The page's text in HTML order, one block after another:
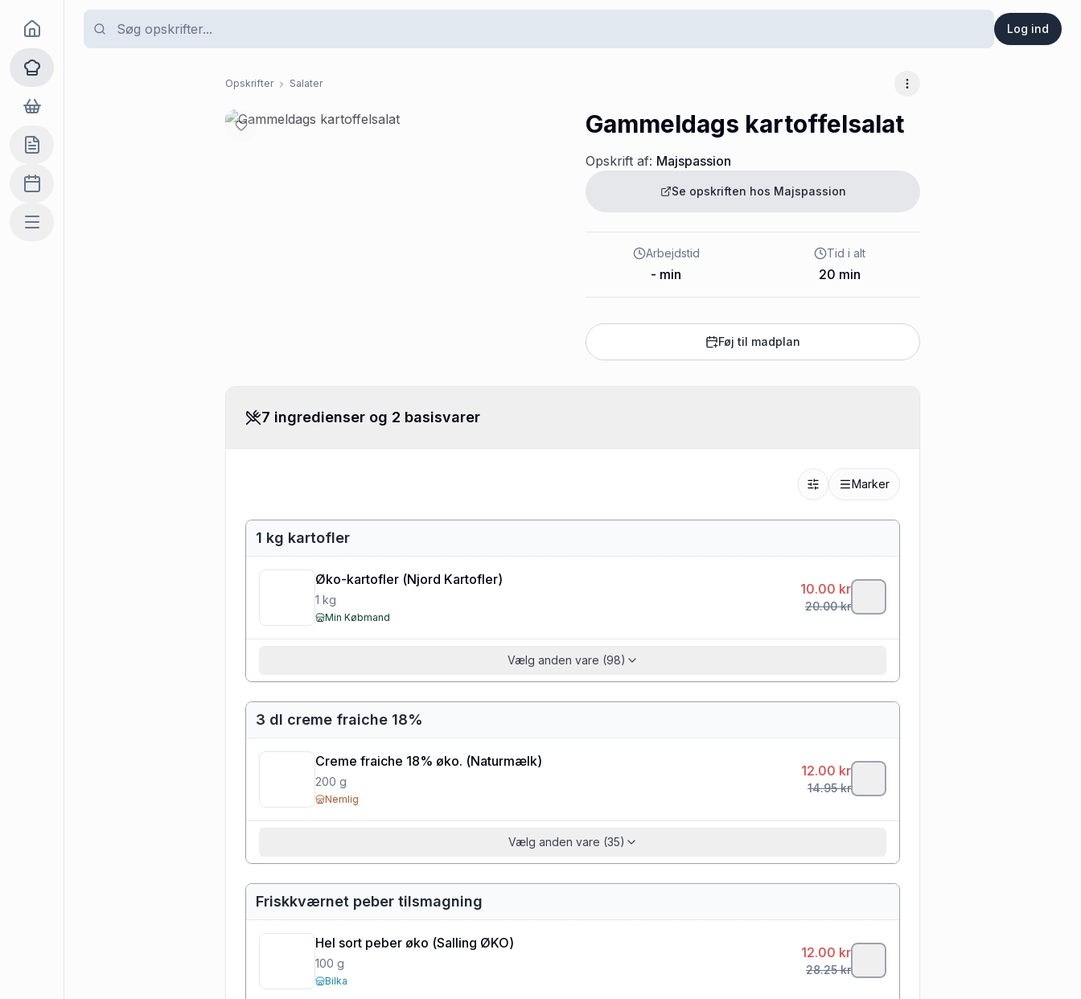
Log ind
Goma
Opskrifter
Dagligvarer
Indkøbslisten
Madplan
Mere
Opskrifter Salater Flere muligheder
Gammeldags kartoffelsalat
Opskrift af: Majspassion
Se opskriften hos Majspassion
Arbejdstid
- min
Tid i alt
20 min
Føj til madplan
7 ingredienser og 2 basisvarer
Marker
1 kg kartofler
Øko-kartofler (Njord Kartofler)
1 kg
Min Købmand
10.00 kr
20.00kr
Vælg anden vare (98)
3 dl creme fraiche 18%
Creme fraiche 18% øko. (Naturmælk)
200 g
Nemlig
12.00 kr
14.95kr
Vælg anden vare (35)
Friskkværnet peber tilsmagning
Hel sort peber øko (Salling ØKO)
100 g
Bilka
12.00 kr
28.25kr